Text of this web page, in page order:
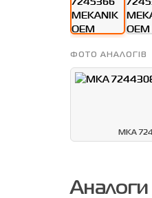
ФОТО АНАЛОГІВ
MKA
Аналоги